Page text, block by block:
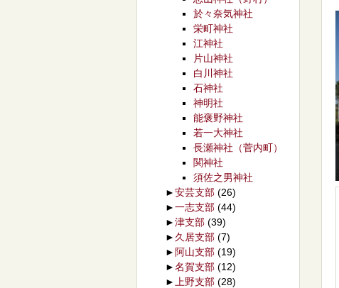
於々奈気神社
栄町神社
江神社
片山神社
白川神社
石神社
神明社
能褒野神社
若一大神社
長瀬神社（菅内町）
関神社
須佐之男神社
►安芸支部 (26)
►一志支部 (44)
►津支部 (39)
► 久居支部 (7)
► 阿山支部 (19)
►名賀支部 (12)
►
上野支部 (28)